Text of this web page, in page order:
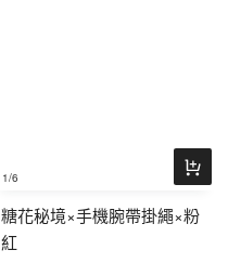
1/6
糖花秘境×手機腕帶掛繩×粉
紅